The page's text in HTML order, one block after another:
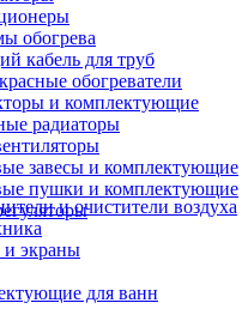
обогрева
кабель для труб
обогреватели
и комплектующие
радиаторы
завесы и комплектующие
пушки и комплектующие
и очистители воздуха
экраны
для ванн